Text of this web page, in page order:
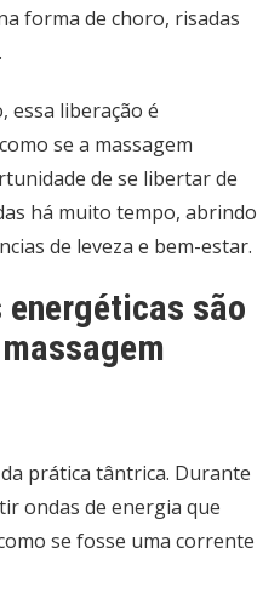
forma de choro, risadas
essa liberação é
se a massagem
de se libertar de
há muito tempo, abrindo
de leveza e bem-estar.
energéticas são
prática tântrica. Durante
ondas de energia que
se fosse uma corrente